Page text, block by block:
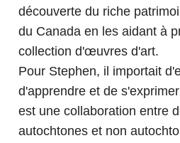
découverte du riche
du Canada en les aidant à
collection d'œuvres d'art.
Pour Stephen, il importait
d'apprendre et de
est une collaboration entre
autochtones et non